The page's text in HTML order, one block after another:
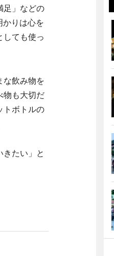
足」などの
かりは心を
しても使っ
な飲み物を
物も大切だ
トボトルの
たい」と